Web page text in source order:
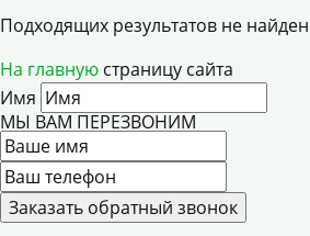
Подходящих результатов не
На главную страницу сайта
Имя
МЫ ВАМ ПЕРЕЗВОНИМ
Заказать обратный звонок